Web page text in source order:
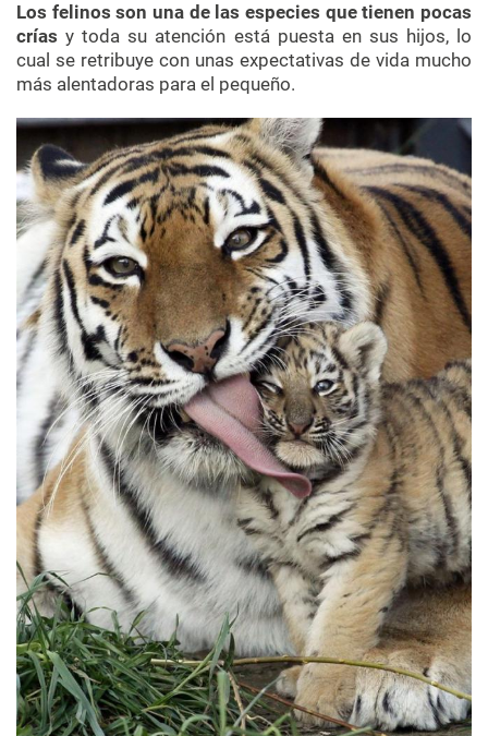
Los felinos son una de las especies que tienen pocas
crías y toda su atención está puesta en sus hijos, lo
cual se retribuye con unas expectativas de vida mucho
más alentadoras para el pequeño.